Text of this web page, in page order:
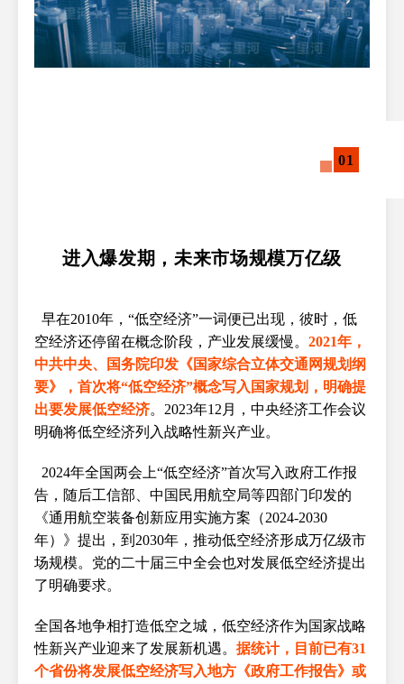
01
进入爆发期，未来市场规模万亿级
早在2010年，“低空经济”一词便已出现，彼时，低
空经济还停留在概念阶段，产业发展缓慢。 2021年，
中共中央、国务院印发《国家综合立体交通网规划纲
要》，首次将“低空经济”概念写入国家规划，明确提
出要发展低空经济。2023年12月，中央经济工作会议
明确将低空经济列入战略性新兴产业。
2024年全国两会上“低空经济”首次写入政府工作报
告，随后工信部、中国民用航空局等四部门印发的
《通用航空装备创新应用实施方案（2024-2030
年）》提出，到2030年，推动低空经济形成万亿级市
场规模。党的二十届三中全会也对发展低空经济提出
了明确要求。
全国各地争相打造低空之城，低空经济作为国家战略
性新兴产业迎来了发展新机遇。 据统计，目前已有31
个省份将发展低空经济写入地方《政府工作报告》或